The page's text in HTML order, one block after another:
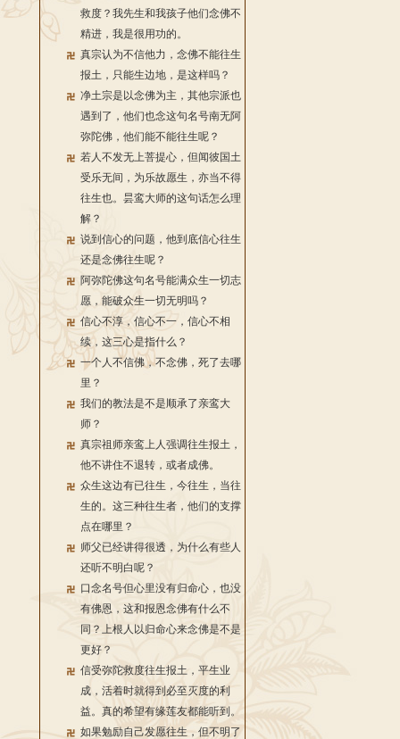
救度？我先生和我孩子他们念佛不
精进，我是很用功的。
真宗认为不信他力，念佛不能往生
报土，只能生边地，是这样吗？
净土宗是以念佛为主，其他宗派也
遇到了，他们也念这句名号南无阿
弥陀佛，他们能不能往生呢？
若人不发无上菩提心，但闻彼国土
受乐无间，为乐故愿生，亦当不得
往生也。昙鸾大师的这句话怎么理
解？
说到信心的问题，他到底信心往生
还是念佛往生呢？
阿弥陀佛这句名号能满众生一切志
愿，能破众生一切无明吗？
信心不淳，信心不一，信心不相
续，这三心是指什么？
一个人不信佛，不念佛，死了去哪
里？
我们的教法是不是顺承了亲鸾大
师？
真宗祖师亲鸾上人强调往生报土，
他不讲住不退转，或者成佛。
众生这边有已往生，今往生，当往
生的。这三种往生者，他们的支撑
点在哪里？
师父已经讲得很透，为什么有些人
还听不明白呢？
口念名号但心里没有归命心，也没
有佛恩，这和报恩念佛有什么不
同？上根人以归命心来念佛是不是
更好？
信受弥陀救度往生报土，平生业
成，活着时就得到必至灭度的利
益。真的希望有缘莲友都能听到。
如果勉励自己发愿往生，但不明了